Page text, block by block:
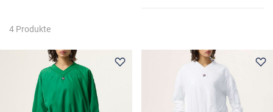
4 Produkte